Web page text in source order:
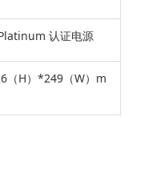
认证电源
（H）*249（W）m